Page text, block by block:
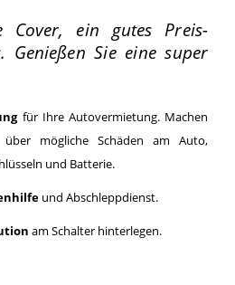
Cover, ein gutes Preis-
Genießen Sie eine super
für Ihre Autovermietung. Machen
mögliche Schäden am Auto,
und Batterie.
und Abschleppdienst.
am Schalter hinterlegen.